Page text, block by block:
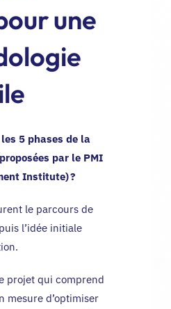
une
5 phases de la
par le PMI
Institute) ?
le parcours de
l’idée initiale
projet qui comprend
mesure d’optimiser